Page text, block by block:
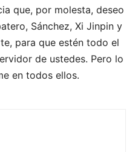
que, por molesta, deseo
Sánchez, Xi Jinpin y
para que estén todo el
de ustedes. Pero lo
en todos ellos.